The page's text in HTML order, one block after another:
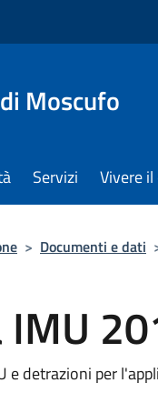
Moscufo
Servizi Vivere
> Documenti e dati
IMU
e detrazioni per